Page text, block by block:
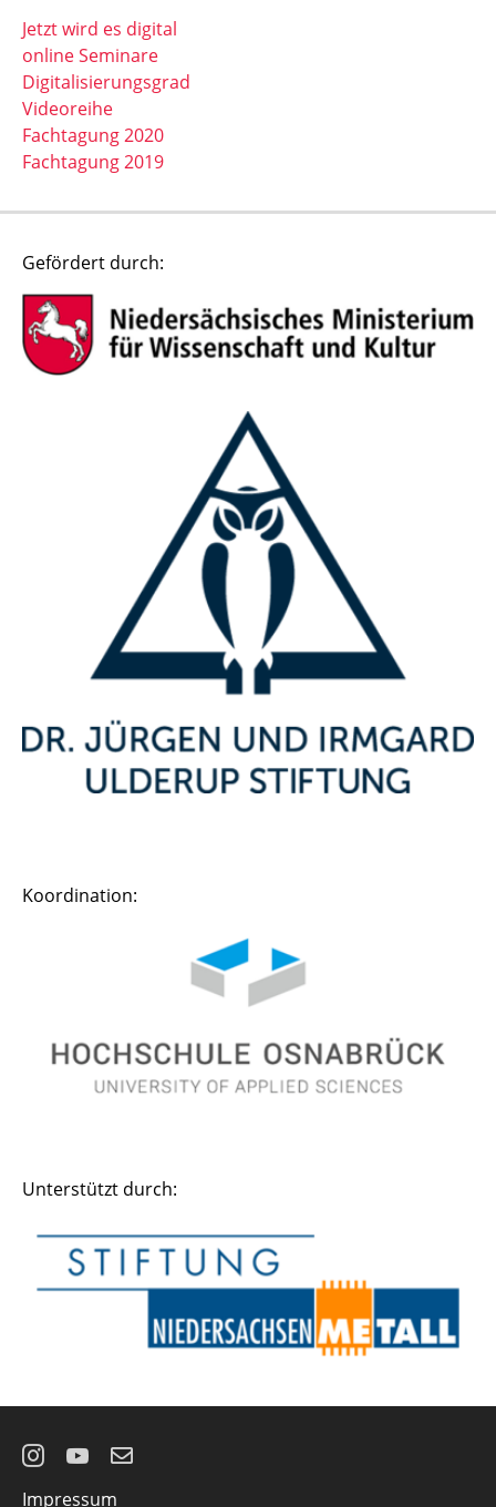
Jetzt wird es digital
online Seminare
Digitalisierungsgrad
Videoreihe
Fachtagung 2020
Fachtagung 2019
Gefördert durch:
Koordination:
Unterstützt durch:
Impressum